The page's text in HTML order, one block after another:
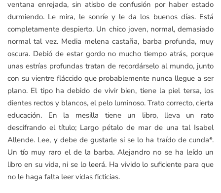
ventana enrejada, sin atisbo de confusión por haber estado
durmiendo. Le mira, le sonríe y le da los buenos días. Está
completamente despierto. Un chico joven, normal, demasiado
normal tal vez. Media melena castaña, barba profunda, muy
oscura. Debió de estar gordo no mucho tiempo atrás, porque
unas estrías profundas tratan de recordárselo al mundo, junto
con su vientre fláccido que probablemente nunca llegue a ser
plano. El tipo ha debido de vivir bien, tiene la piel tersa, los
dientes rectos y blancos, el pelo luminoso. Trato correcto, cierta
educación. En la mesilla tiene un libro, lleva un rato
descifrando el título; Largo pétalo de mar de una tal Isabel
Allende. Lee, y debe de gustarle si se lo ha traído de cunda*.
Un tío muy raro el de la barba. Alejandro no se ha leído un
libro en su vida, ni se lo leerá. Ha vivido lo suficiente para que
no le haga falta leer vidas ficticias.